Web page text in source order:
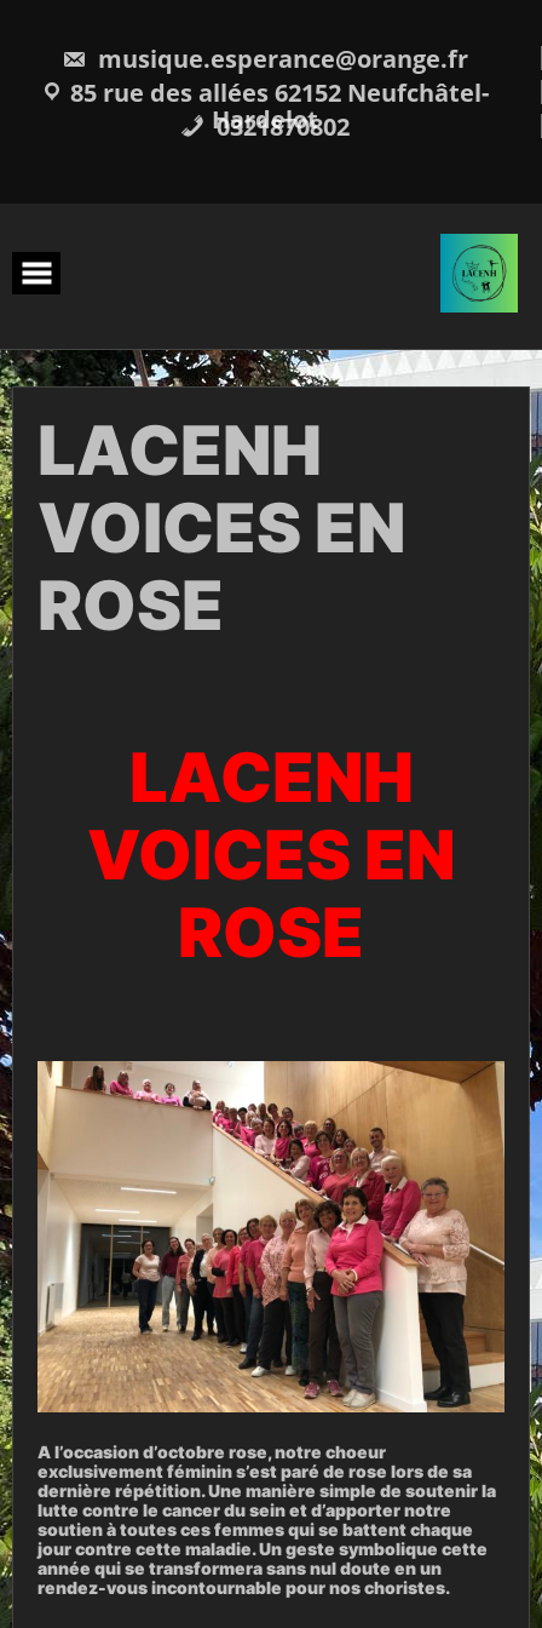
musique.esperance@orange.fr
85 rue des allées 62152 Neufchâtel-
Hardelot
0321870802
LACENH
VOICES EN
ROSE
LACENH
VOICES EN
ROSE
A l’occasion d’octobre rose, notre choeur
exclusivement féminin s’est paré de rose lors de sa
dernière répétition. Une manière simple de soutenir la
lutte contre le cancer du sein et d’apporter notre
soutien à toutes ces femmes qui se battent chaque
jour contre cette maladie. Un geste symbolique cette
année qui se transformera sans nul doute en un
rendez-vous incontournable pour nos choristes.